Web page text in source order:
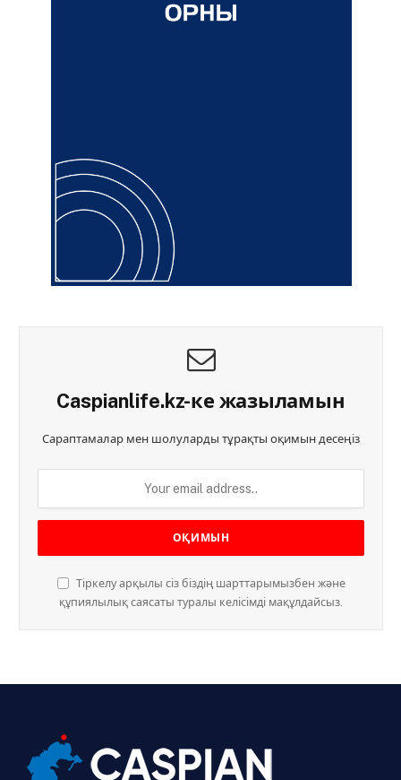
Caspianlife.kz-ке жазыламын
Сараптамалар мен шолуларды тұрақты оқимын десеңіз
Тіркелу арқылы сіз біздің шарттарымызбен және
құпиялылық саясаты туралы келісімді мақұлдайсыз.